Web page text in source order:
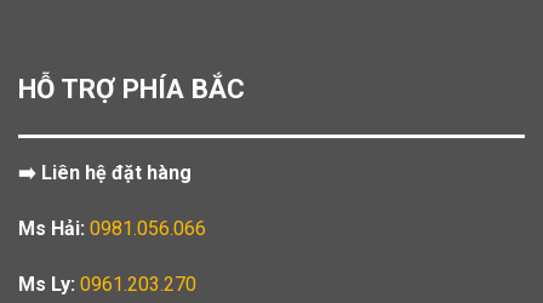
HỖ TRỢ PHÍA BẮC
➡️ Liên hệ đặt hàng
Ms Hải: 0981.056.066
Ms Ly: 0961.203.270